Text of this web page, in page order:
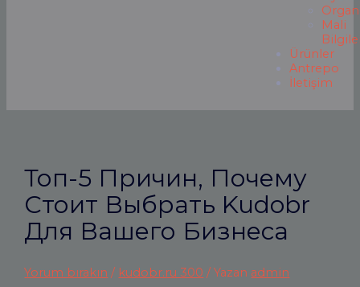
Mali
Ürünler
Antrepo
İletişim
Топ-5 Причин, Почему
Стоит Выбрать Kudobr
Для Вашего Бизнеса
Yorum bırakın / kudobr.ru 300 / Yazan admin